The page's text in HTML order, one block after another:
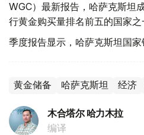
WGC）最新报告，哈萨克斯坦
行黄金购买量排名前五的国家之
季度报告显示，哈萨克斯坦国家
黄金储备 哈萨克斯坦 经济
木合塔尔 哈力木拉
编译